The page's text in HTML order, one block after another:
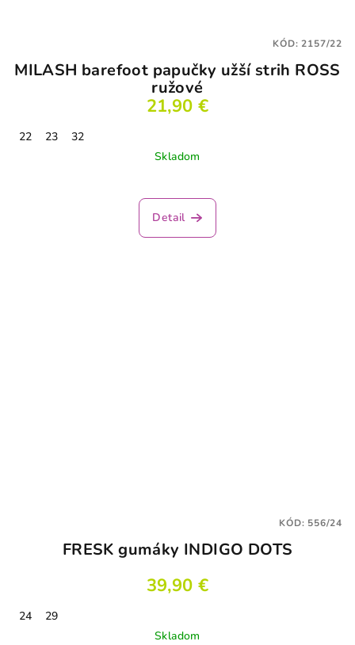
MILASH barefoot papučky užší strih ROSS
ružové
21,90 €
22 23
32
Skladom
Detail
KÓD:2157/22
FRESK gumáky INDIGO DOTS
39,90 €
24
29
Skladom
KÓD: 556/24